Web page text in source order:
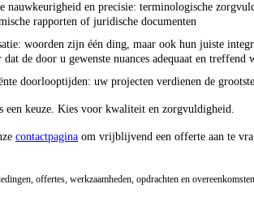
nauwkeurigheid en precisie: terminologische
rapporten of juridische documenten
woorden zijn één ding, maar ook hun juiste
dat de door u gewenste nuances adequaat en treffend
doorlooptijden: uw projecten verdienen de
een keuze. Kies voor kwaliteit en zorgvuldigheid.
contactpagina om vrijblijvend een offerte aan te
offertes, werkzaamheden, opdrachten en